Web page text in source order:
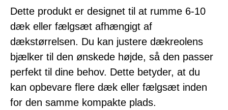
Dette produkt er designet til at rumme 6-10
dæk eller fælgsæt afhængigt af
dækstørrelsen. Du kan justere dækreolens
bjælker til den ønskede højde, så den passer
perfekt til dine behov. Dette betyder, at du
kan opbevare flere dæk eller fælgsæt inden
for den samme kompakte plads.